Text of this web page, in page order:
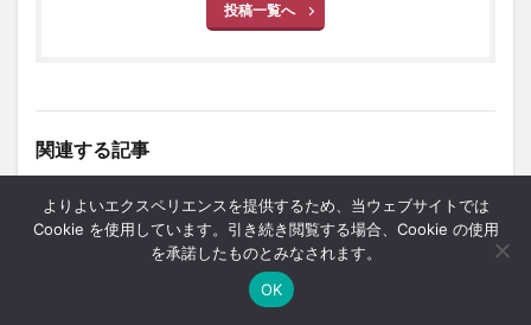
投稿一覧へ
関連する記事
花見スポット12選【バスで
アクセス！】
メニュー
よりよいエクスペリエンスを提供するため、当ウェブサイトでは
Cookie を使用しています。引き続き閲覧する場合、Cookie の使用
を承諾したものとみなされます。
OK